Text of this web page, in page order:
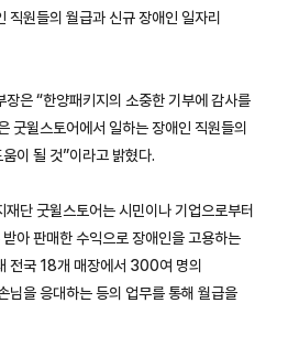
직원들의 월급과 신규 장애인 일자리
은 “한양패키지의 소중한 기부에 감사를
굿윌스토어에서 일하는 장애인 직원들의
이 될 것”이라고 밝혔다.
단 굿윌스토어는 시민이나 기업으로부터
아 판매한 수익으로 장애인을 고용하는
전국 18개 매장에서 300여 명의
님을 응대하는 등의 업무를 통해 월급을